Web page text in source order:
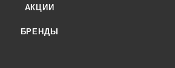
АКЦИИ
БРЕНДЫ